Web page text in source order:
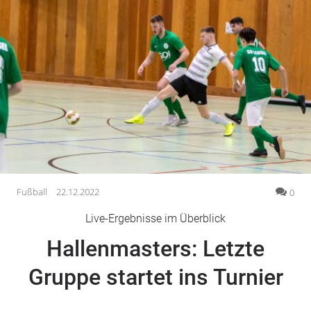
Wohnen
Freizeit
Gesellschaft
Gesundheit
Kultur
Lifestyle
Wirtschaft
Vogelsberg
Romrod
Homberg
Ohm
Fußball 22.12.2022 0
Live-Ergebnisse im Überblick
Hallenmasters: Letzte
Gruppe startet ins Turnier